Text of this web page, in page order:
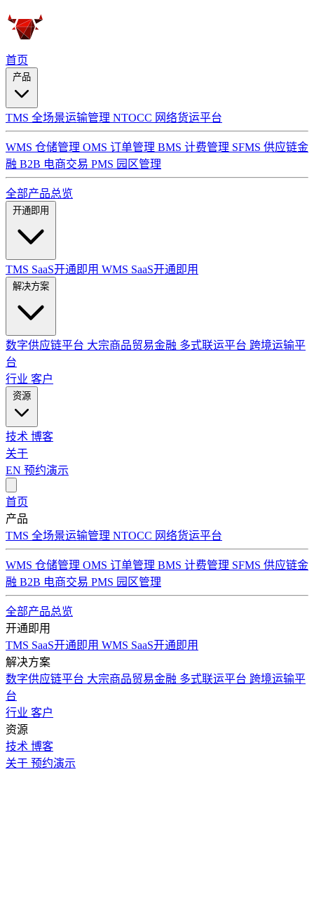
首页
TMS 全场景运输管理 NTOCC 网络货运平台
WMS 仓储管理 OMS 订单管理 BMS 计费管理 SFMS 供应链金
融 B2B 电商交易 PMS 园区管理
全部产品总览
TMS SaaS开通即用 WMS SaaS开通即用
数字供应链平台 大宗商品贸易金融 多式联运平台 跨境运输平
台
行业 客户
技术 博客
关于
EN 预约演示
首页
产品
TMS 全场景运输管理 NTOCC 网络货运平台
WMS 仓储管理 OMS 订单管理 BMS 计费管理 SFMS 供应链金
融 B2B 电商交易 PMS 园区管理
全部产品总览
开通即用
TMS SaaS开通即用 WMS SaaS开通即用
解决方案
数字供应链平台 大宗商品贸易金融 多式联运平台 跨境运输平
台
行业 客户
资源
技术 博客
关于 预约演示